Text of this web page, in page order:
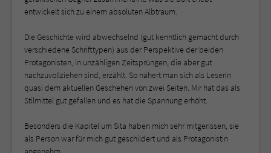
entwickelt sich zu einem absoluten Albtraum.
Die Geschichte wird abwechselnd (gut kenntlich gemacht durch
verschiedene Schrifttypen) aus der Perspektive der beiden
Protagonisten, in unzähligen Zeitsprüngen, die aber gut
nachzuvollziehen sind, erzählt. So nähert man sich als LeserIn
quasi dem aktuellen Geschehen von zwei Seiten. Mir hat das als
Stilmittel gut gefallen und es hat die Spannung erhöht.
Besonders die Kapitel um Sita haben mich sehr mitgerissen, sie
als Person war für mich gut geschildert und als Protagonistin